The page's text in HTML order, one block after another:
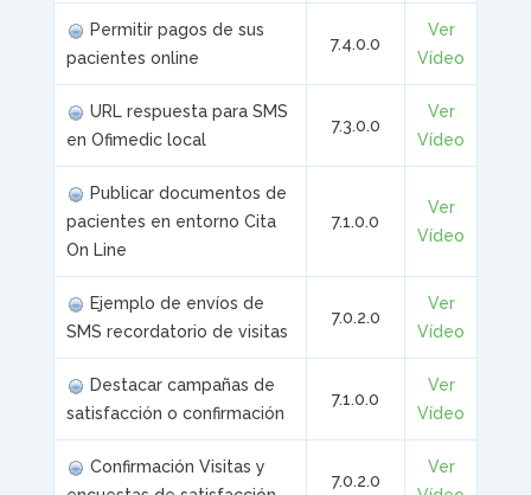
Permitir pagos de sus
pacientes online
7.4.0.0
Ver
Vídeo
URL respuesta para SMS
en Ofimedic local
7.3.0.0
Ver
Vídeo
Publicar documentos de
pacientes en entorno Cita
On Line
7.1.0.0
Ver
Vídeo
Ejemplo de envíos de
SMS recordatorio de visitas
7.0.2.0
Ver
Vídeo
Destacar campañas de
satisfacción o confirmación
7.1.0.0
Ver
Vídeo
Confirmación Visitas y
7.0.2.0
Ver